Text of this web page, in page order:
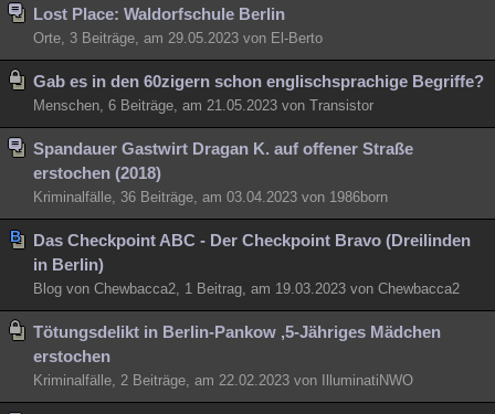
Lost Place: Waldorfschule Berlin
Orte, 3 Beiträge, am 29.05.2023 von El-Berto
Gab es in den 60zigern schon englischsprachige Begriffe?
Menschen, 6 Beiträge, am 21.05.2023 von Transistor
Spandauer Gastwirt Dragan K. auf offener Straße
erstochen (2018)
Kriminalfälle, 36 Beiträge, am 03.04.2023 von 1986born
Das Checkpoint ABC - Der Checkpoint Bravo (Dreilinden
in Berlin)
Blog von Chewbacca2, 1 Beitrag, am 19.03.2023 von Chewbacca2
Tötungsdelikt in Berlin-Pankow ,5-Jähriges Mädchen
erstochen
Kriminalfälle, 2 Beiträge, am 22.02.2023 von IlluminatiNWO